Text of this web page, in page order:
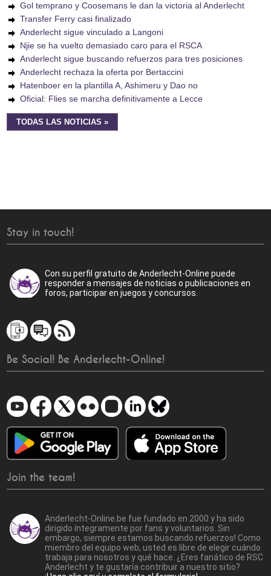
Gol temprano y Coosemans le dan la victoria al Anderlecht
Transfer Ferry casi finalizado
Anderlecht sigue vinculado a Langoni
Njie se ha vuelto demasiado caro para el RSCA
Anderlecht sigue buscando refuerzos para tres posiciones
Anderlecht rechaza la oferta por Bertaccini
Hatenboer en la plantilla A, Ashimeru y Dao no
Oficial: Flies se marcha definitivamente a Lecce
TODAS LAS NOTICIAS »
Stay in touch!
Con su perfil gratuito de Anderlecht-Online puede
responder a mensajes de noticias o publicaciones en
foros, participar en juegos y concursos.
Be Social! Be Anderlecht-Online!
Join the team!
Anderlecht-Online.be fue fundado en 2000 y ha sido
dirigido íntegramente por fans y voluntarios. Sin
embargo, siempre estamos buscando refuerzos! Como
miembro del equipo web, usted es libre de elegir cuándo
trabaja para nosotros y qué hace. ¿Eres fanático de RSC
Anderlecht y te gustaría contribuir a nuestro sitio?